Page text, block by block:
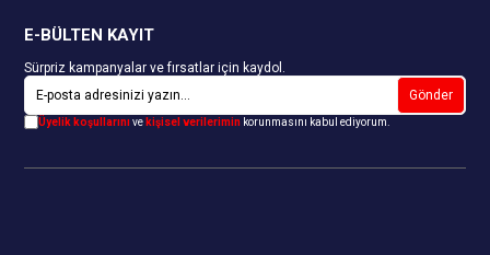
E-BÜLTEN KAYIT
Sürpriz kampanyalar ve fırsatlar için kaydol.
Gönder
Üyelik koşullarınıve kişisel verilerimin korunmasını kabul ediyorum.